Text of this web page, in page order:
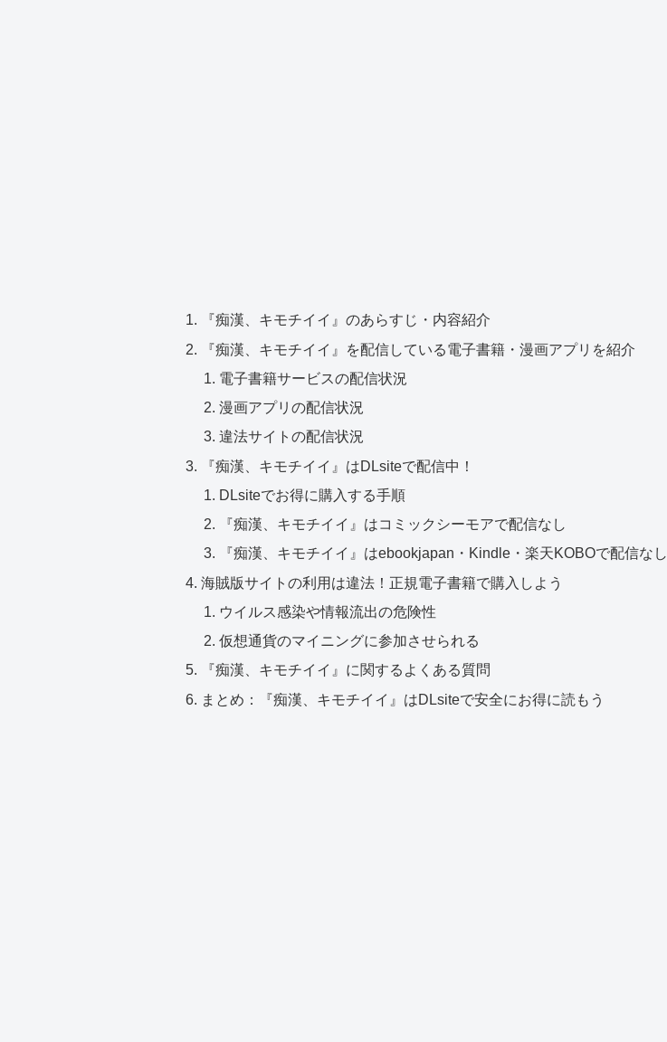
『痴漢、キモチイイ』のあらすじ・内容紹介
『痴漢、キモチイイ』を配信している電子書籍・漫画アプリを紹介
電子書籍サービスの配信状況
漫画アプリの配信状況
違法サイトの配信状況
『痴漢、キモチイイ』はDLsiteで配信中！
DLsiteでお得に購入する手順
『痴漢、キモチイイ』はコミックシーモアで配信なし
『痴漢、キモチイイ』はebookjapan・Kindle・楽天KOBOで配信なし
海賊版サイトの利用は違法！正規電子書籍で購入しよう
ウイルス感染や情報流出の危険性
仮想通貨のマイニングに参加させられる
『痴漢、キモチイイ』に関するよくある質問
まとめ：『痴漢、キモチイイ』はDLsiteで安全にお得に読もう